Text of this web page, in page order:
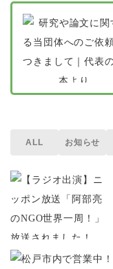
ALL お知らせ